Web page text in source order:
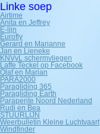
Linke soep
Airtime
Anita en Jeffrey
E-lijn
Eurofly
Gerard en Marianne
Jan en Lieneke
KNVvL schermvliegen
Laffe Teckel op Facebook
Olaf en Marian
PARA2000
Paragliding 365
Paragliding Earth
Parapente Noord Nederland
Rudi en Bea
STUURLIJN
Weerbulletin Kleine Luchtvaart
Windfinder